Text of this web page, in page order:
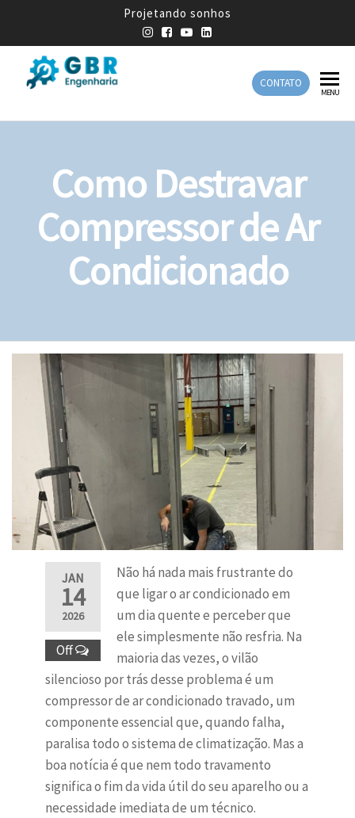
Projetando sonhos
Engenharia
Engenharia
CONTATO
MENU
Como Destravar
Compressor de Ar
Condicionado
JAN
14
2026
Off
Não há nada mais frustrante do
que ligar o ar condicionado em
um dia quente e perceber que
ele simplesmente não resfria. Na
maioria das vezes, o vilão
silencioso por trás desse problema é um
compressor de ar condicionado travado, um
componente essencial que, quando falha,
paralisa todo o sistema de climatização. Mas a
boa notícia é que nem todo travamento
significa o fim da vida útil do seu aparelho ou a
necessidade imediata de um técnico.